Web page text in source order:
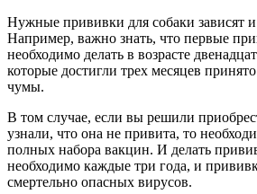
Нужные прививки для собаки зависят и
Например, важно знать, что первые
необходимо делать в возрасте
которые достигли трех месяцев
чумы.
В том случае, если вы решили
узнали, что она не привита, то
полных набора вакцин. И делать
необходимо каждые три года, и
смертельно опасных вирусов.